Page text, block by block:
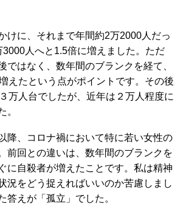
けに、それまで年間約2万2000人だっ
人へと1.5倍に増えました。ただ
ではなく、数年間のブランクを経て、
えたという点がポイントです。その後
万人台でしたが、近年は２万人程度に
。
降、コロナ禍において特に若い女性の
前回との違いは、数年間のブランクを
に自殺者が増えたことです。私は精神
況をどう捉えればいいのか苦慮しまし
答えが「孤立」でした。